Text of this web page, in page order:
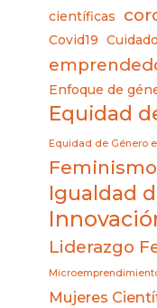
científicas
Covid19
Enfoque de
Equidad
Equidad de Género
Feminismo
Igualdad
Liderazgo
Mujeres